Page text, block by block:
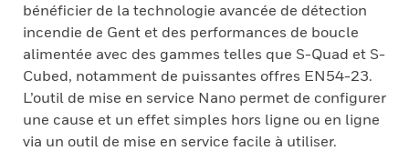
bénéficier de la technologie avancée de détection
incendie de Gent et des performances de boucle
alimentée avec des gammes telles que S-Quad et S-
Cubed, notamment de puissantes offres EN54-23.
L’outil de mise en service Nano permet de configurer
une cause et un effet simples hors ligne ou en ligne
via un outil de mise en service facile à utiliser.